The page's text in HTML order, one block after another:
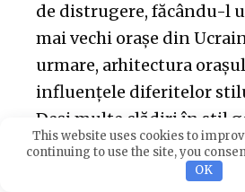
de distrugere, făcându-l
mai vechi orașe din
urmare, arhitectura
influențele diferitelor
Deși multe clădiri în stil
distruse în incendii în
încă numeroase exemple
This website uses cookies to
continuing to use the site, you
OK